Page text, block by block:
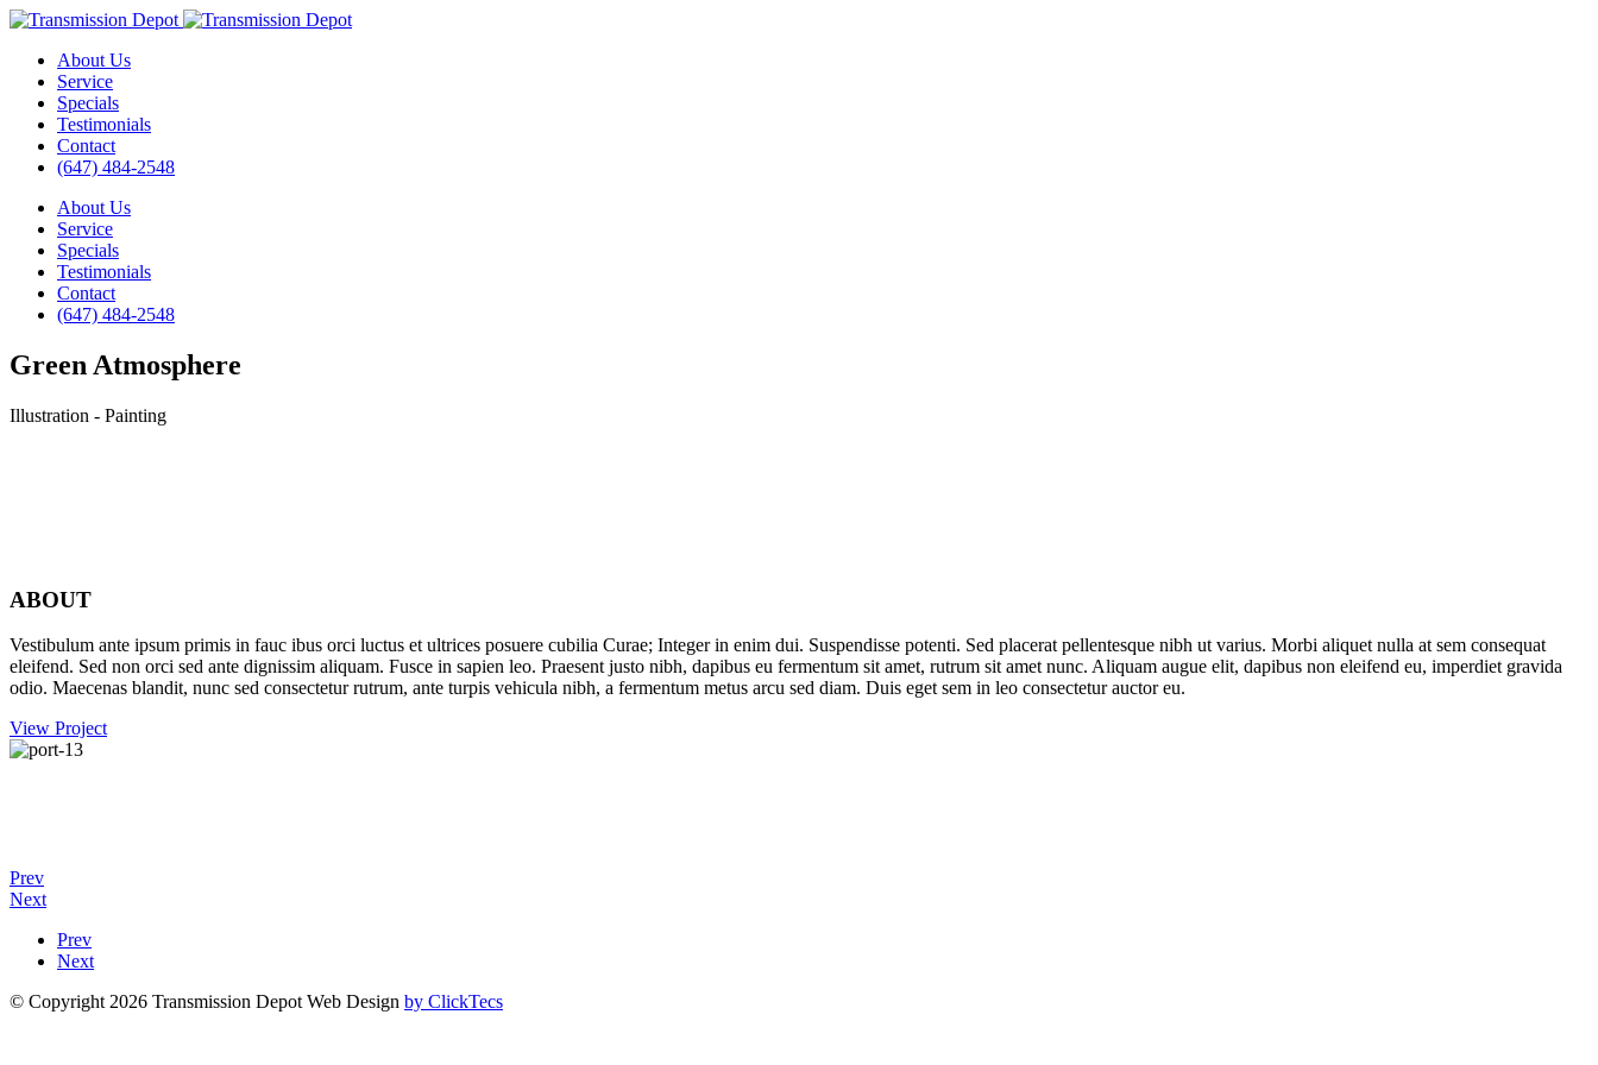
About Us
Service
Specials
Testimonials
Contact
(647) 484-2548
About Us
Service
Specials
Testimonials
Contact
(647) 484-2548
Green Atmosphere
Illustration - Painting
ABOUT
Vestibulum ante ipsum primis in fauc ibus orci luctus et ultrices posuere cubilia Curae; Integer in enim dui. Suspendisse potenti. Sed placerat pellentesque nibh ut varius. Morbi aliquet nulla at sem consequat
eleifend. Sed non orci sed ante dignissim aliquam. Fusce in sapien leo. Praesent justo nibh, dapibus eu fermentum sit amet, rutrum sit amet nunc. Aliquam augue elit, dapibus non eleifend eu, imperdiet gravida
odio. Maecenas blandit, nunc sed consectetur rutrum, ante turpis vehicula nibh, a fermentum metus arcu sed diam. Duis eget sem in leo consectetur auctor eu.
View Project
Prev
Next
Prev
Next
© Copyright 2026 Transmission Depot Web Design by ClickTecs